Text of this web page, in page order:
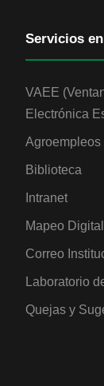
Servicios
VAEE
Electrónica
Agroempleos
Biblioteca
Intranet
Mapeo
Correo
Laboratorio
Quejas y